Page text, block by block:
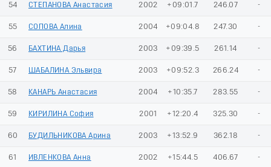
54 СТЕПАНОВА Анастасия 2002 +09:01.7 246.07 -
55 СОПОВА Алина 2004 +09:04.8 247.30 -
56 БАХТИНА Дарья 2003 +09:39.5 261.14 -
57 ШАБАЛИНА Эльвира 2003 +09:52.3 266.24 -
58 КАНАРЬ Анастасия 2004 +10:35.7 283.55 -
59 КИРИЛИНА София 2001 +12:20.4 325.30 -
60 БУДИЛЬНИКОВА Арина 2003 +13:52.9 362.18 -
61 ИВЛЕНКОВА Анна 2002 +15:44.5 406.67 -